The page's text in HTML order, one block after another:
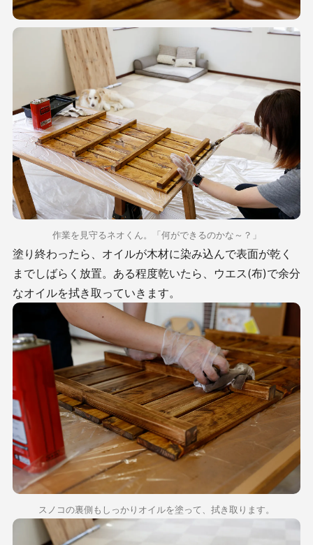
作業を見守るネオくん。「何ができるのかな～？」
塗り終わったら、オイルが木材に染み込んで表面が乾く
までしばらく放置。ある程度乾いたら、ウエス(布)で余分
なオイルを拭き取っていきます。
スノコの裏側もしっかりオイルを塗って、拭き取ります。